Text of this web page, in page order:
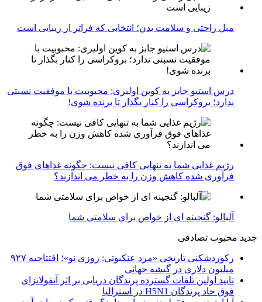
مبل راحتی و سلامت بدن؛ انتخابی که فراتر از زیبایی است
درس استیو جابز به کوین اولیری: محبوبیت با موفقیت نسبتی
ندارد؛ بروکراسی را کنار بگذار تا برنده شوی!
رژیم غذایی شما به تنهایی کافی نیست: چگونه غذاهای فوق
فرآوری شده کاهش وزن را به خطر می اندازند؟
آلبالو: گنجینه ای از خواص برای سلامتی شما
جدید محبوب تصادفی
رکوردشکنی تاریخی «مرد عنکبوتی: روزی نو»؛ افتتاحیه ۹۲۷
میلیون دلاری در گیشه جهانی
تایید اولین تلفات گسترده پرندگان دریایی بر اثر آنفولانزای
فوق حاد پرندگان H5N1 در استرالیا